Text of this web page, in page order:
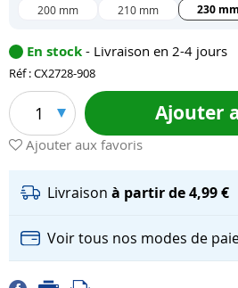
200 mm 210 mm 230 mm
En stock - Livraison en 2-4 jours
Réf : CX2728-908
1 Ajouter
Ajouter aux favoris
Livraison à partir de 4,99 €
Voir tous nos modes de